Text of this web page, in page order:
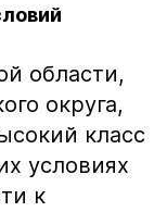
области,
округа,
класс
условиях
к